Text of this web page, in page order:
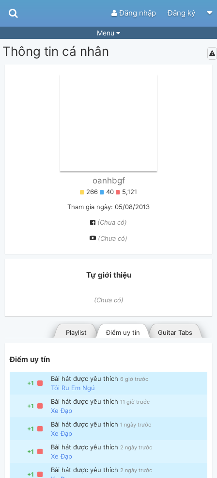
Đăng nhập Đăng ký
Menu
Bài hát
Thông tin cá nhân
oanhbgf
266 40
5,121
Tham gia ngày: 05/08/2013
(Chưa có)
(Chưa có)
Tự giới thiệu
(Chưa có)
Guitar Tabs
Điểm uy tín
Playlist
Điểm uy tín
+1
Bài hát được yêu thích 6 giờ trước
Tôi Ru Em Ngủ
+1
Bài hát được yêu thích 11 giờ trước
Xe Đạp
+1
Bài hát được yêu thích 1 ngày trước
Xe Đạp
+1
Bài hát được yêu thích 2 ngày trước
Xe Đạp
+1
Bài hát được yêu thích 2 ngày trước